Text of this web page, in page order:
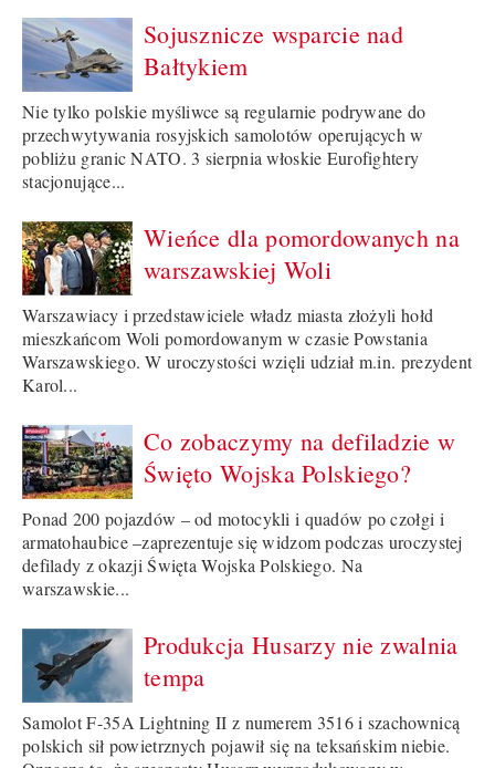
Sojusznicze wsparcie nad
Bałtykiem
Nie tylko polskie myśliwce są regularnie podrywane do
przechwytywania rosyjskich samolotów operujących w
pobliżu granic NATO. 3 sierpnia włoskie Eurofightery
stacjonujące...
Wieńce dla pomordowanych na
warszawskiej Woli
Warszawiacy i przedstawiciele władz miasta złożyli hołd
mieszkańcom Woli pomordowanym w czasie Powstania
Warszawskiego. W uroczystości wzięli udział m.in. prezydent
Karol...
Co zobaczymy na defiladzie w
Święto Wojska Polskiego?
Ponad 200 pojazdów – od motocykli i quadów po czołgi i
armatohaubice –zaprezentuje się widzom podczas uroczystej
defilady z okazji Święta Wojska Polskiego. Na
warszawskie...
Produkcja Husarzy nie zwalnia
tempa
Samolot F-35A Lightning II z numerem 3516 i szachownicą
polskich sił powietrznych pojawił się na teksańskim niebie.